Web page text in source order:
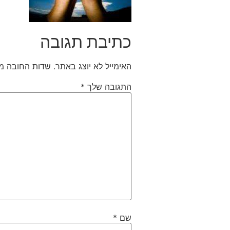
כתיבת תגובה
האימייל לא יוצג באתר. שדות החובה
התגובה שלך *
שם *